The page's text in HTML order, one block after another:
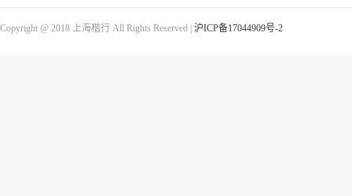
Copyright @ 2018 上海楷行 All Rights Reserved | 沪ICP备17044909号-2